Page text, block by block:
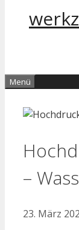
Menü
–
23. März